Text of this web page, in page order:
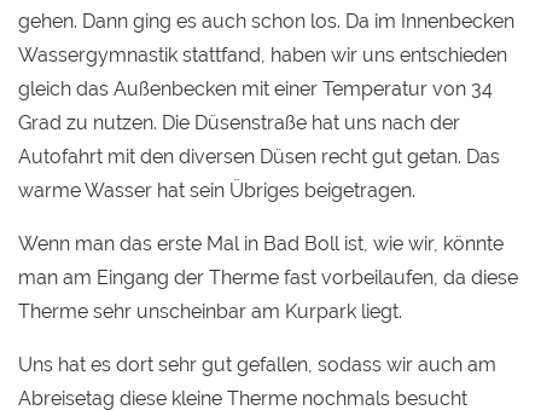
gehen. Dann ging es auch schon los. Da im Innenbecken
Wassergymnastik stattfand, haben wir uns entschieden
gleich das Außenbecken mit einer Temperatur von 34
Grad zu nutzen. Die Düsenstraße hat uns nach der
Autofahrt mit den diversen Düsen recht gut getan. Das
warme Wasser hat sein Übriges beigetragen.
Wenn man das erste Mal in Bad Boll ist, wie wir, könnte
man am Eingang der Therme fast vorbeilaufen, da diese
Therme sehr unscheinbar am Kurpark liegt.
Uns hat es dort sehr gut gefallen, sodass wir auch am
Abreisetag diese kleine Therme nochmals besucht